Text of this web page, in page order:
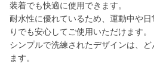
装着でも快適に使用できます。
耐水性に優れているため、運動中や
りでも安心してご使用いただけます。
シンプルで洗練されたデザインは、
ます。